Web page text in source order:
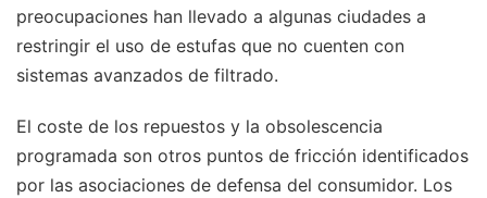
preocupaciones han llevado a algunas ciudades a
restringir el uso de estufas que no cuenten con
sistemas avanzados de filtrado.
El coste de los repuestos y la obsolescencia
programada son otros puntos de fricción identificados
por las asociaciones de defensa del consumidor. Los